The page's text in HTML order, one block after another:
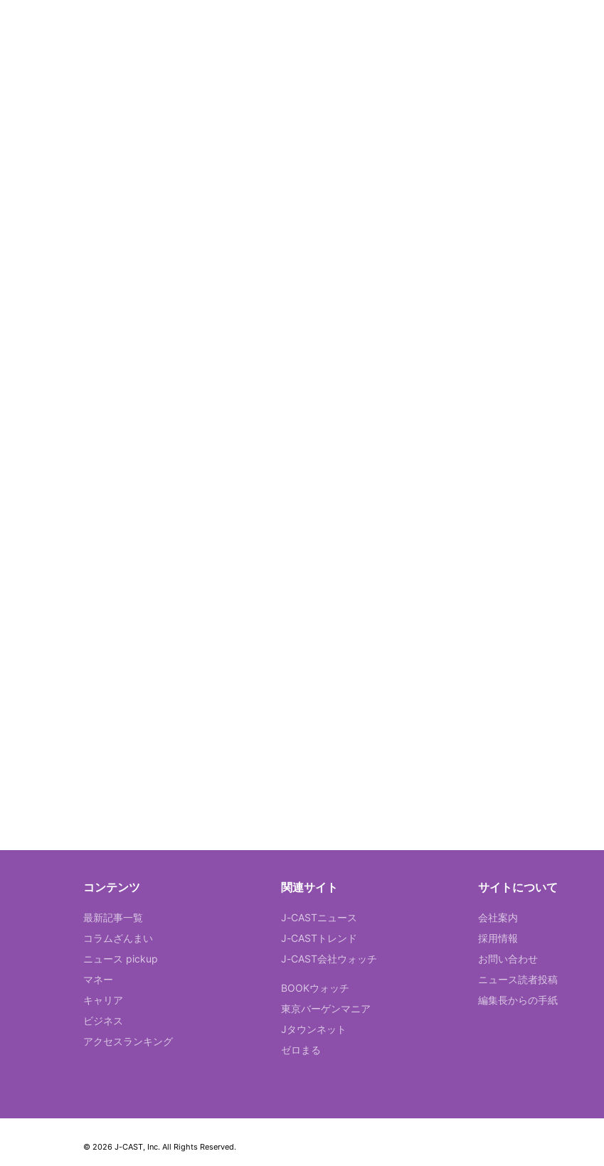
コンテンツ
最新記事一覧
コラムざんまい
ニュース pickup
マネー
キャリア
ビジネス
アクセスランキング
関連サイト
J-CASTニュース
J-CASTトレンド
J-CAST会社ウォッチ
BOOKウォッチ
東京バーゲンマニア
Jタウンネット
ゼロまる
サイトについて
会社案内
採用情報
お問い合わせ
ニュース読者投稿
編集長からの手紙
© 2026 J-CAST, Inc. All Rights Reserved.